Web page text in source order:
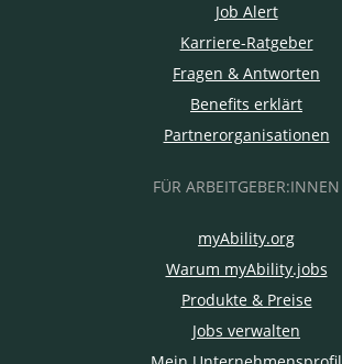
Job Alert
Karriere-Ratgeber
Fragen & Antworten
Benefits erklärt
Partnerorganisationen
FÜR ARBEITGEBER:INNEN
myAbility.org
Warum myAbility.jobs
Produkte & Preise
Jobs verwalten